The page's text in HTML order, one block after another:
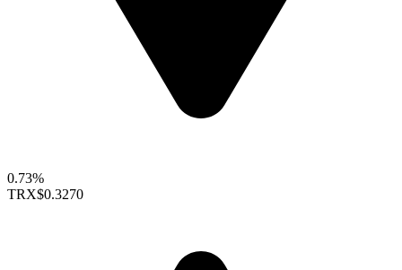
0.73%
TRX$0.3270